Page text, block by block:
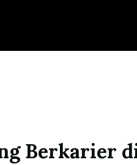
Berkarier